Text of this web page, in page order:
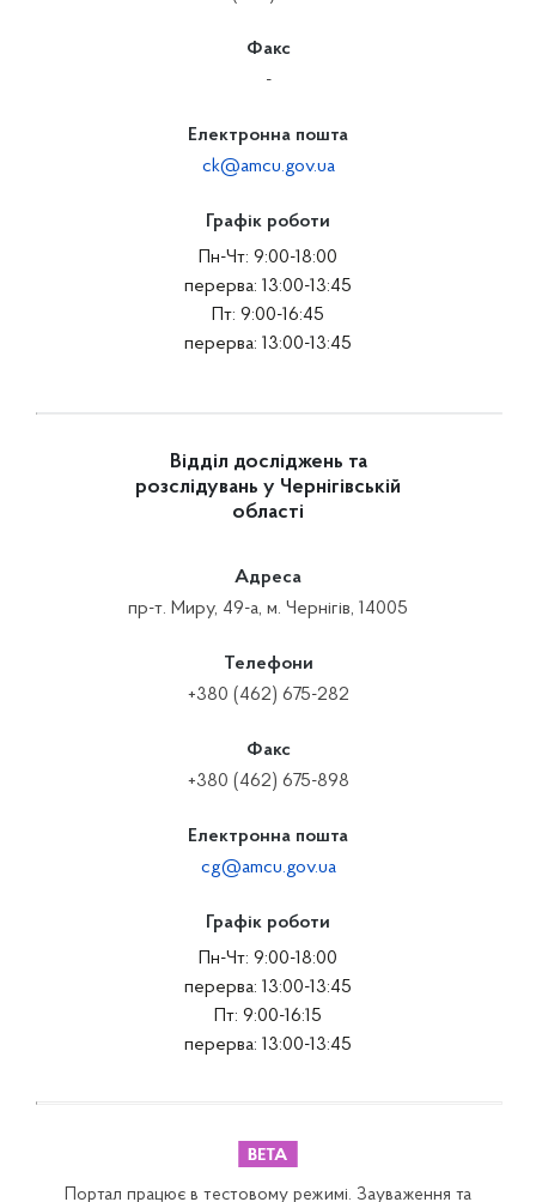
Факс
-
Електронна пошта
ck@amcu.gov.ua
Графік роботи
Пн-Чт: 9:00-18:00
перерва: 13:00-13:45
Пт: 9:00-16:45
перерва: 13:00-13:45
Відділ досліджень та
розслідувань у Чернігівській
області
Адреса
пр-т. Миру, 49-а, м. Чернігів, 14005
Телефони
+380 (462) 675-282
Факс
+380 (462) 675-898
Електронна пошта
cg@amcu.gov.ua
Графік роботи
Пн-Чт: 9:00-18:00
перерва: 13:00-13:45
Пт: 9:00-16:15
перерва: 13:00-13:45
Портал працює в тестовому режимі. Зауваження та